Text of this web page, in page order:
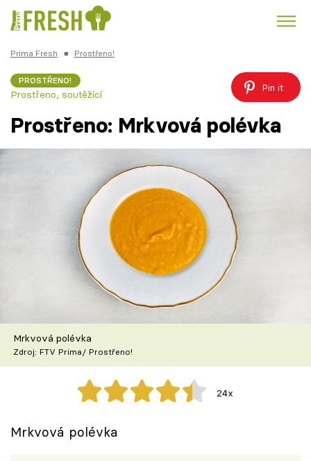
Česká kuchyně
TV Program
Škola vaření
Recepty z TV
Speciál: Cuketa
Těhotnej kuchař
Prima Fresh ■ Prostřeno!
PROSTŘENO!
Prostřeno, soutěžící
Pin it
Prostřeno: Mrkvová polévka
Mrkvová polévka
Zdroj: FTV Prima/ Prostřeno!
24x
Mrkvová polévka